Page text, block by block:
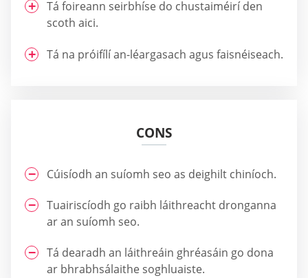
Tá foireann seirbhíse do chustaiméirí den
scoth aici.
Tá na próifílí an-léargasach agus faisnéiseach.
CONS
Cúisíodh an suíomh seo as deighilt chiníoch.
Tuairiscíodh go raibh láithreacht dronganna
ar an suíomh seo.
Tá dearadh an láithreáin ghréasáin go dona
ar bhrabhsálaithe soghluaiste.